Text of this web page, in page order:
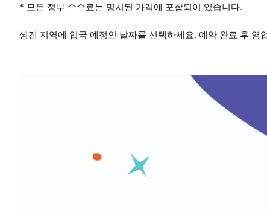
* 모든 정부 수수료는 명시된 가격에 포함되어 있습니다.
솅겐 지역에 입국 예정인 날짜를 선택하세요. 예약 완료 후 영